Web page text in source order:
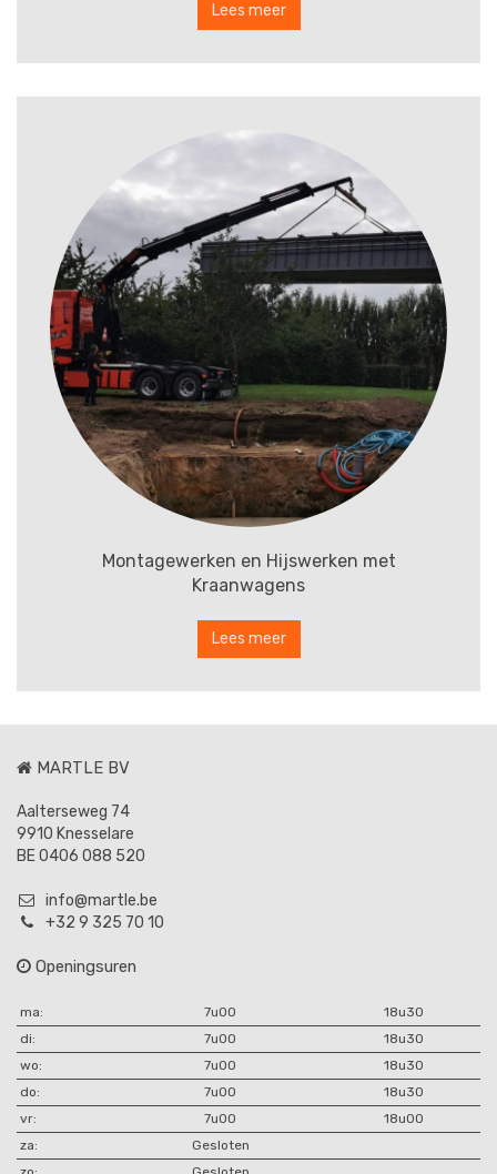
Lees meer
Montagewerken en Hijswerken met
Kraanwagens
Lees meer
MARTLE BV
Aalterseweg 74
9910 Knesselare
BE 0406 088 520
info@martle.be
+32 9 325 70 10
Openingsuren
ma: 7u00
18u30
di:
7u00
18u30
wo:
7u00
18u30
do:
7u00
18u30
vr:
7u00
18u00
za:
Gesloten